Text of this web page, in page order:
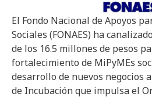
El Fondo Nacional de Apoyos
Sociales (FONAES) ha
de los 16.5 millones de pesos
fortalecimiento de MiPyMEs
desarrollo de nuevos negocios
de Incubación que impulsa el